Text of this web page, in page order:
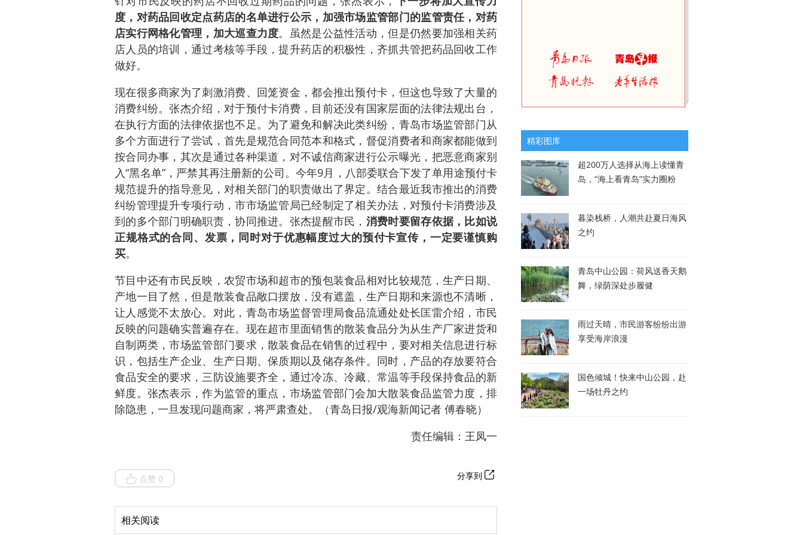
度，对药品回收定点药店的名单进行公示，加强市场监管部门的监管责任，对药
店实行网格化管理，加大巡查力度。虽然是公益性活动，但是仍然要加强相关药
店人员的培训，通过考核等手段，提升药店的积极性，齐抓共管把药品回收工作
做好。
现在很多商家为了刺激消费、回笼资金，都会推出预付卡，但这也导致了大量的
消费纠纷。张杰介绍，对于预付卡消费，目前还没有国家层面的法律法规出台，
在执行方面的法律依据也不足。为了避免和解决此类纠纷，青岛市场监管部门从
多个方面进行了尝试，首先是规范合同范本和格式，督促消费者和商家都能做到
按合同办事，其次是通过各种渠道，对不诚信商家进行公示曝光，把恶意商家别
入“黑名单”，严禁其再注册新的公司。今年9月，八部委联合下发了单用途预付卡
规范提升的指导意见，对相关部门的职责做出了界定。结合最近我市推出的消费
纠纷管理提升专项行动，市市场监管局已经制定了相关办法，对预付卡消费涉及
到的多个部门明确职责，协同推进。张杰提醒市民， 消费时要留存依据，比如说
正规格式的合同、发票，同时对于优惠幅度过大的预付卡宣传，一定要谨慎购
买。
节目中还有市民反映，农贸市场和超市的预包装食品相对比较规范，生产日期、
产地一目了然，但是散装食品敞口摆放，没有遮盖，生产日期和来源也不清晰，
让人感觉不太放心。对此，青岛市场监督管理局食品流通处处长匡雷介绍，市民
反映的问题确实普遍存在。现在超市里面销售的散装食品分为从生产厂家进货和
自制两类，市场监管部门要求，散装食品在销售的过程中，要对相关信息进行标
识，包括生产企业、生产日期、保质期以及储存条件。同时，产品的存放要符合
食品安全的要求，三防设施要齐全，通过冷冻、冷藏、常温等手段保持食品的新
鲜度。张杰表示，作为监管的重点，市场监管部门会加大散装食品监管力度，排
除隐患，一旦发现问题商家，将严肃查处。（青岛日报/观海新闻记者 傅春晓）
责任编辑：王凤一
点赞 0 分享到
相关阅读
精彩图库
超200万人选择从海上读懂青
岛，“海上看青岛”实力圈粉
暮染栈桥，人潮共赴夏日海风
之约
青岛中山公园：荷风送香天鹅
舞，绿荫深处步履健
雨过天晴，市民游客纷纷出游
享受海岸浪漫
国色倾城！快来中山公园，赴
一场牡丹之约